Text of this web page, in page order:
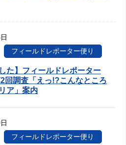
フィールドレポーター便り
た】フィールドレポーター
回調査「えっ!?こんなところ
ア」案内
フィールドレポーター便り